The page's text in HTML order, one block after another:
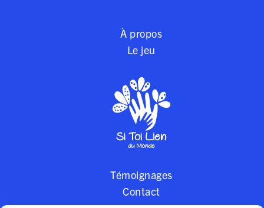
À propos
Le jeu
Témoignages
Contact